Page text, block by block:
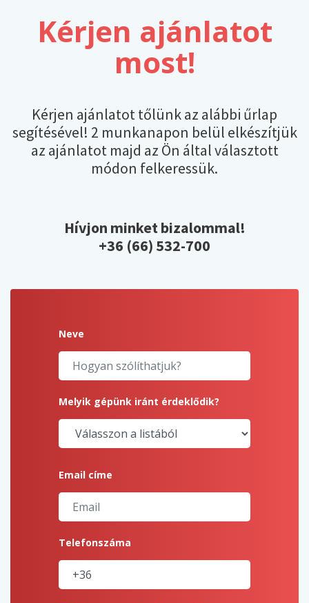
Kérjen ajánlatot
most!
Kérjen ajánlatot tőlünk az alábbi űrlap
segítésével! 2 munkanapon belül elkészítjük
az ajánlatot majd az Ön által választott
módon felkeressük.
Hívjon minket bizalommal!
+36 (66) 532-700
Neve
Melyik gépünk iránt érdeklődik?
Email címe
Telefonszáma